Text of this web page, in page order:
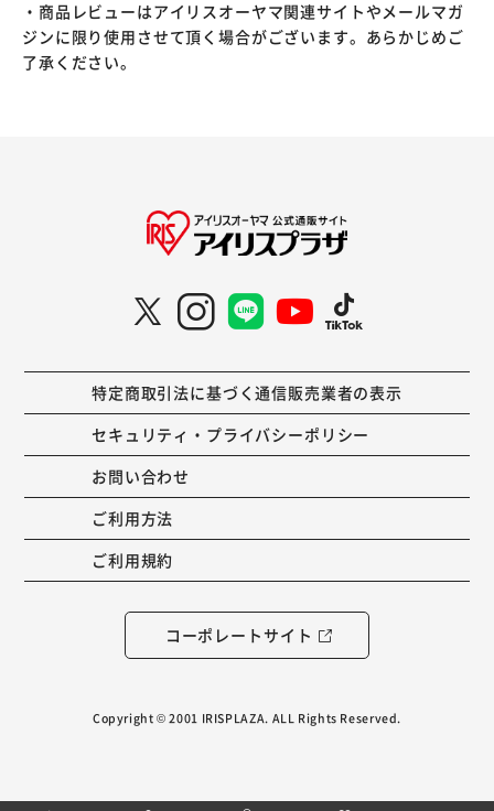
・商品レビューはアイリスオーヤマ関連サイトやメールマガ
ジンに限り使用させて頂く場合がございます。あらかじめご
了承ください。
特定商取引法に基づく通信販売業者の表示
セキュリティ・プライバシーポリシー
お問い合わせ
ご利用方法
ご利用規約
コーポレートサイト
Copyright © 2001 IRISPLAZA. ALL Rights Reserved.